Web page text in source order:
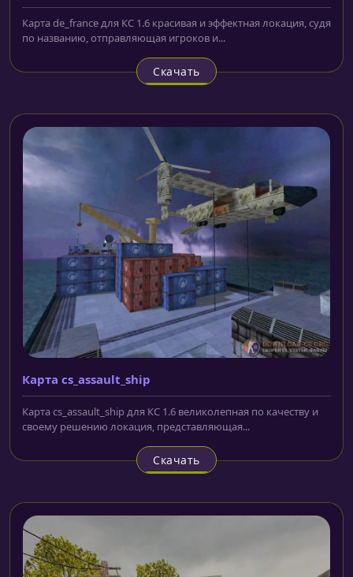
Карта de_france для КС 1.6 красивая и эффектная локация, судя
по названию, отправляющая игроков и...
Скачать
Карта cs_assault_ship
Карта cs_assault_ship для КС 1.6 великолепная по качеству и
своему решению локация, представляющая...
Скачать